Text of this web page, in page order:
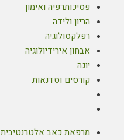
פסיכותרפיה ואימון
הריון ולידה
רפלקסולוגיה
אבחון אירידיולוגיה
יוגה
קורסים וסדנאות
מרפאת כאב אלטרנטיבית